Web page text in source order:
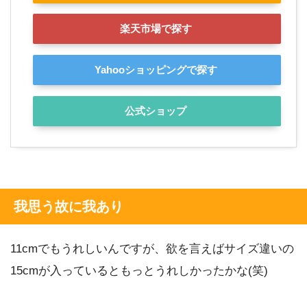
楽天市場で探す
Yahooショッピングで探す
公式ショップ
我思う故に我あり
11cmでもうれしいんですが、欲を言えばサイズ違いの
15cmが入っているともっとうれしかったかな(笑)